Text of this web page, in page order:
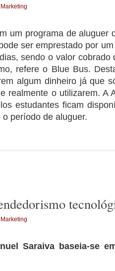
um programa de aluguer
ser emprestado por
sendo o valor cobrado
refere o Blue Bus.
algum dinheiro já que
realmente o utilizarem. A
estudantes ficam
período de aluguer.
Saraiva baseia-se